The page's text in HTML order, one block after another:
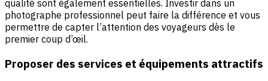
qualité sont également essentielles. Investir dans un
photographe professionnel peut faire la différence et vous
permettre de capter l’attention des voyageurs dès le
premier coup d’œil.
Proposer des services et équipements attractifs